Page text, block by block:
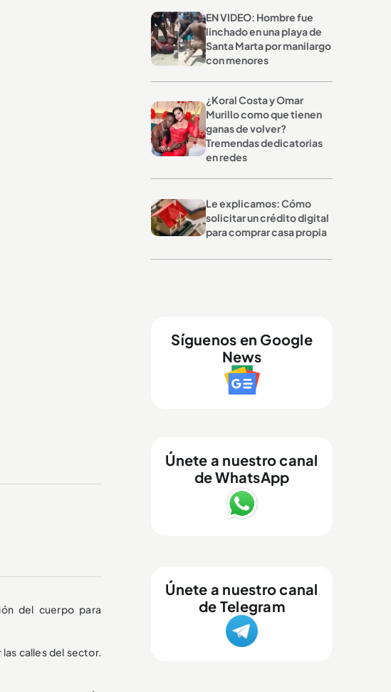
del cuerpo para
calles del sector.
EN VIDEO: Hombre fue
linchado en una playa de
Santa Marta por manilargo
con menores
¿Koral Costa y Omar
Murillo como que tienen
ganas de volver?
Tremendas dedicatorias
en redes
Le explicamos: Cómo
solicitar un crédito digital
para comprar casa propia
Síguenos en Google
News
Únete a nuestro canal
de WhatsApp
Únete a nuestro canal
de Telegram